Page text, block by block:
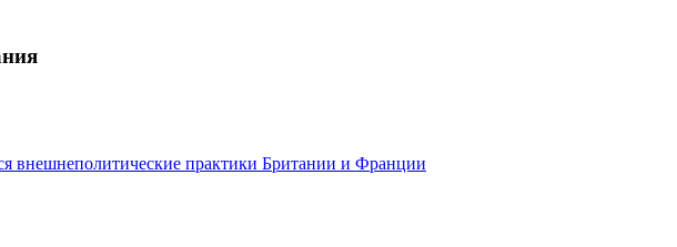
внешнеполитические практики Британии и Франции